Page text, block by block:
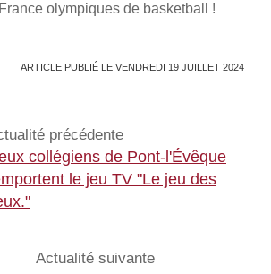
olympiques de basketball !
ARTICLE PUBLIÉ LE VENDREDI 19 JUILLET 2024
précédente
collégiens de Pont-l'Évêque
le jeu TV "Le jeu des
Actualité suivante